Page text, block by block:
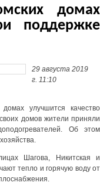
домах
поддержке
29 августа 2019
г. 11:10
улучшится качество
домов жители приняли
Об этом
Шагова, Никитская и
тепло и горячую воду от